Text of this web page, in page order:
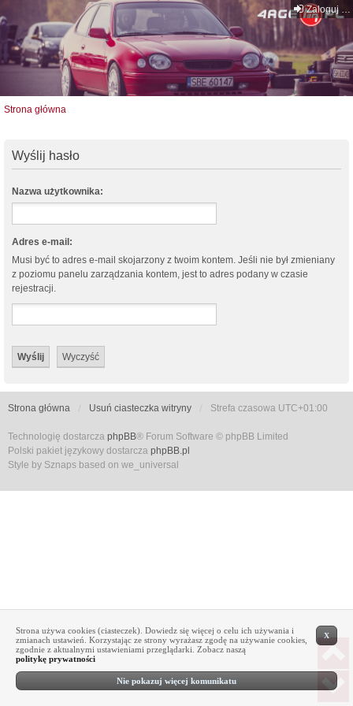
Zaloguj się
Strona główna
Wyślij hasło
Nazwa użytkownika:
Adres e-mail:
Musi być to adres e-mail skojarzony z twoim kontem. Jeśli nie był zmieniany
z poziomu panelu zarządzania kontem, jest to adres podany w czasie
rejestracji.
Strona główna Usuń ciasteczka witryny Strefa czasowa UTC+01:00
Technologię dostarcza phpBB® Forum Software © phpBB Limited
Polski pakiet językowy dostarcza phpBB.pl
Style by Sznaps based on we_universal
X
Strona używa cookies (ciasteczek). Dowiedz się więcej o celu ich używania i
zmianach ustawień. Korzystając ze strony wyrażasz zgodę na używanie cookies,
zgodnie z aktualnymi ustawieniami przeglądarki. Zobacz naszą
politykę prywatności
Nie pokazuj więcej komunikatu